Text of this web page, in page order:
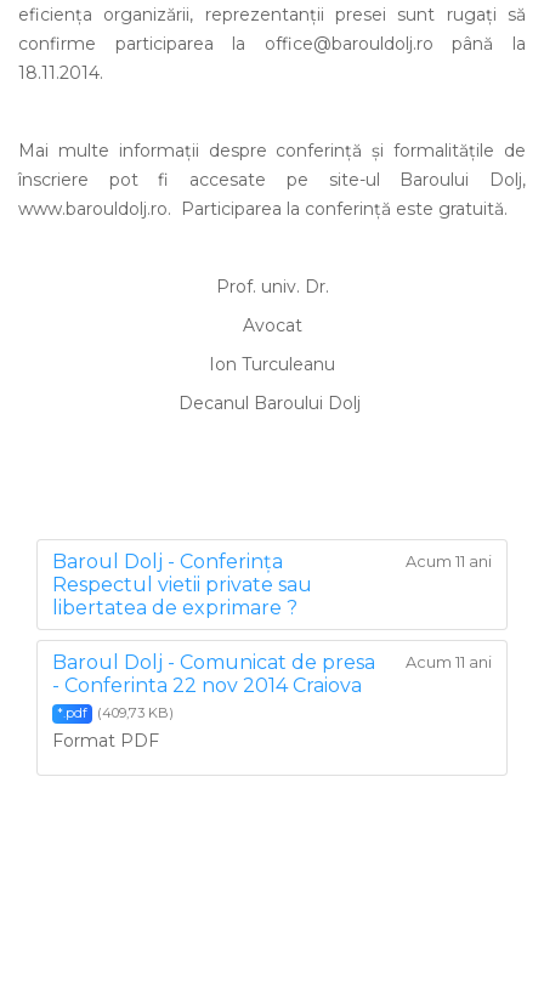
eficiența organizării, reprezentanții presei sunt rugați să
confirme participarea la office@barouldolj.ro până la
18.11.2014.
Mai multe informații despre conferință și formalitățile de
înscriere pot fi accesate pe site-ul Baroului Dolj,
www.barouldolj.ro. Participarea la conferință este gratuită.
Prof. univ. Dr.
Avocat
Ion Turculeanu
Decanul Baroului Dolj
Baroul Dolj - Conferința
Respectul vietii private sau
libertatea de exprimare ?
Acum 11 ani
Baroul Dolj - Comunicat de presa
- Conferinta 22 nov 2014 Craiova
Acum 11 ani
*.pdf (409,73 KB)
Format PDF